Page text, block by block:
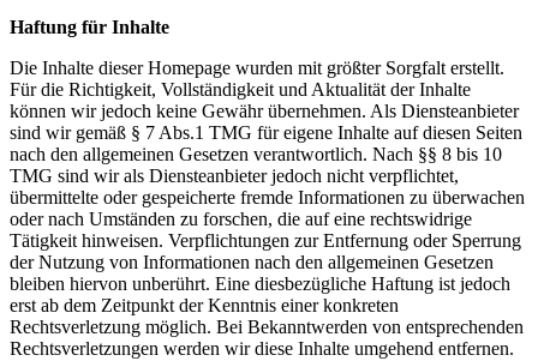
Haftung für Inhalte
Die Inhalte dieser Homepage wurden mit größter Sorgfalt erstellt.
Für die Richtigkeit, Vollständigkeit und Aktualität der Inhalte
können wir jedoch keine Gewähr übernehmen. Als Diensteanbieter
sind wir gemäß § 7 Abs.1 TMG für eigene Inhalte auf diesen Seiten
nach den allgemeinen Gesetzen verantwortlich. Nach §§ 8 bis 10
TMG sind wir als Diensteanbieter jedoch nicht verpflichtet,
übermittelte oder gespeicherte fremde Informationen zu überwachen
oder nach Umständen zu forschen, die auf eine rechtswidrige
Tätigkeit hinweisen. Verpflichtungen zur Entfernung oder Sperrung
der Nutzung von Informationen nach den allgemeinen Gesetzen
bleiben hiervon unberührt. Eine diesbezügliche Haftung ist jedoch
erst ab dem Zeitpunkt der Kenntnis einer konkreten
Rechtsverletzung möglich. Bei Bekanntwerden von entsprechenden
Rechtsverletzungen werden wir diese Inhalte umgehend entfernen.